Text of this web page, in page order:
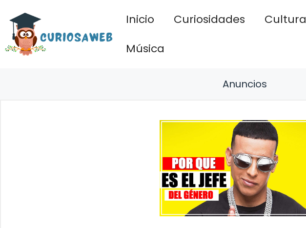
contenido
Inicio Curiosidades Cultura
Música
Anuncios